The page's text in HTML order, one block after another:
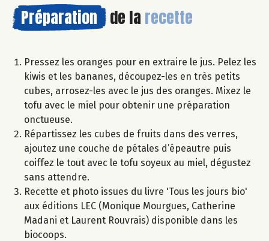
Préparation de la recette
Pressez les oranges pour en extraire le jus. Pelez les
kiwis et les bananes, découpez-les en très petits
cubes, arrosez-les avec le jus des oranges. Mixez le
tofu avec le miel pour obtenir une préparation
onctueuse.
Répartissez les cubes de fruits dans des verres,
ajoutez une couche de pétales d’épeautre puis
coiffez le tout avec le tofu soyeux au miel, dégustez
sans attendre.
Recette et photo issues du livre 'Tous les jours bio'
aux éditions LEC (Monique Mourgues, Catherine
Madani et Laurent Rouvrais) disponible dans les
biocoops.